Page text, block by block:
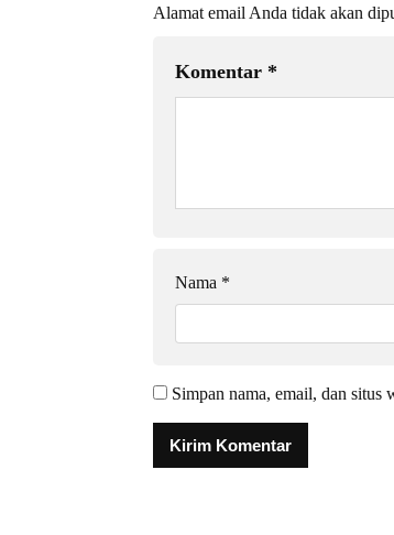
Alamat email Anda tidak akan
Komentar *
Nama *
Simpan nama, email, dan situs